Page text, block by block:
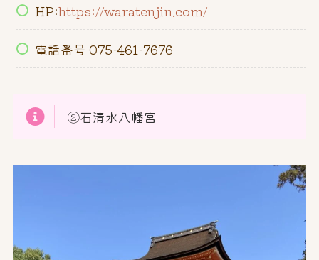
HP:https://waratenjin.com/
電話番号 075-461-7676
②石清水八幡宮